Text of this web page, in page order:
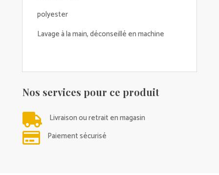
polyester
Lavage à la main, déconseillé en machine
Nos services pour ce produit
 Livraison ou retrait en magasin
 Paiement sécurisé